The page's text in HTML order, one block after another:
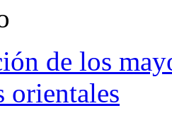
de los
orientales